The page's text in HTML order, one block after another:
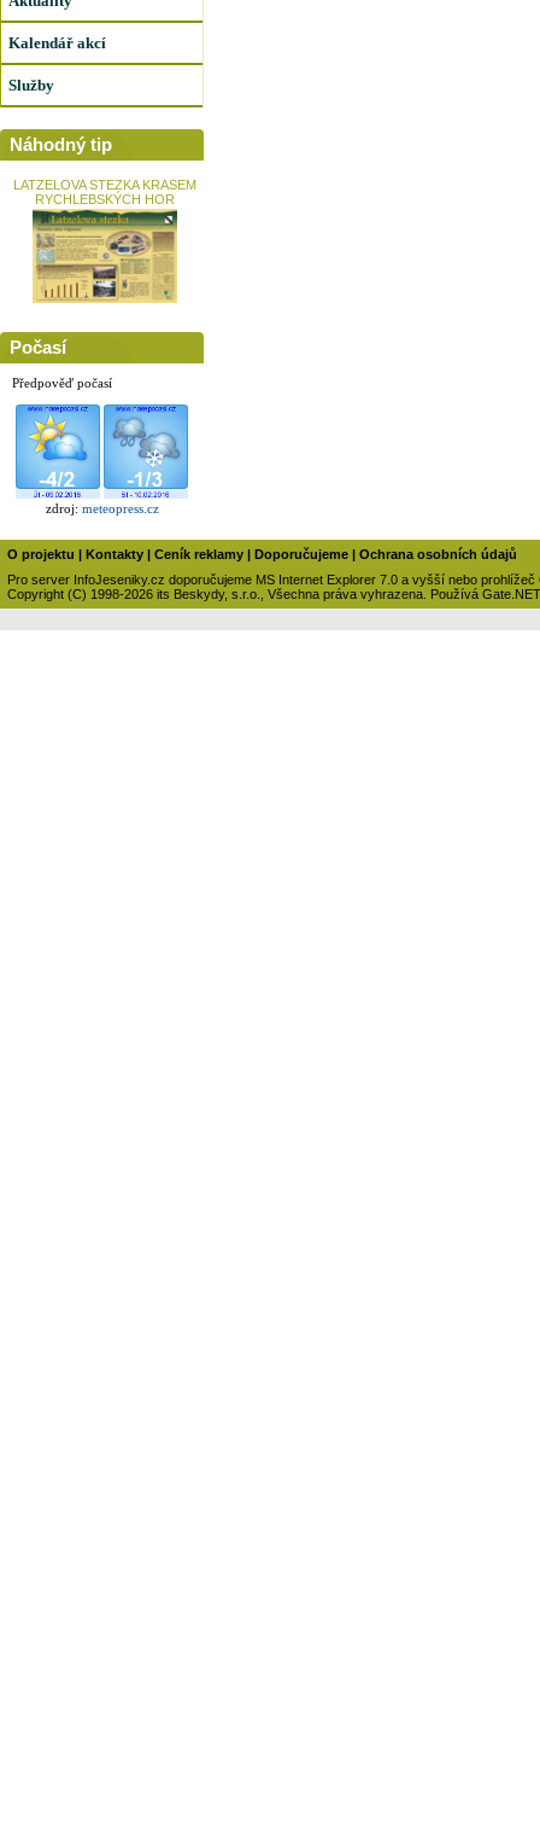
Kalendář akcí
Služby
Náhodný tip
LATZELOVA STEZKA KRASEM
RYCHLEBSKÝCH HOR
Počasí
Předpověď počasí
zdroj: meteopress.cz
O projektu Kontakty Ceník reklamy Doporučujeme
Ochrana osobních údajů
Pro server InfoJeseniky.cz doporučujeme MS Internet Explorer 7.0 a vyšší nebo prohlížeč
Copyright (C) 1998-2026 its Beskydy, s.r.o., Všechna práva vyhrazena. Používá